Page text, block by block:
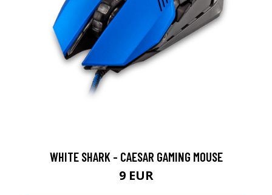
WHITE SHARK - CAESAR GAMING MOUSE
9 EUR